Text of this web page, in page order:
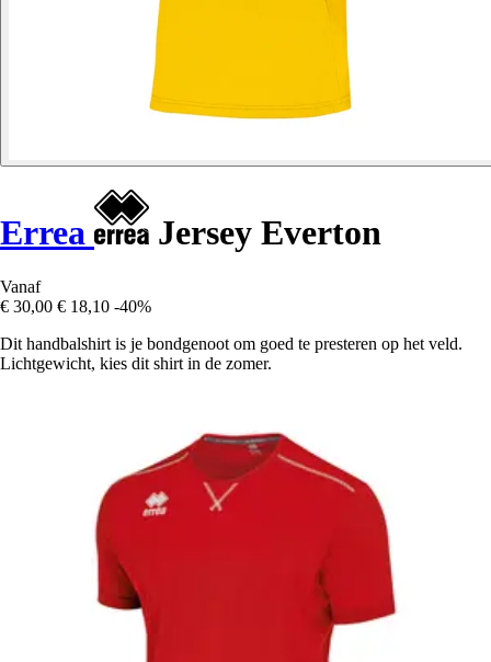
Errea Jersey Everton
Vanaf
€ 30,00 € 18,10 -40%
Dit handbalshirt is je bondgenoot om goed te presteren op het veld.
Lichtgewicht, kies dit shirt in de zomer.